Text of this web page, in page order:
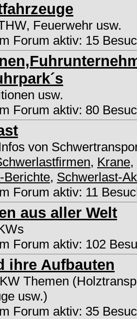
Feuerwehr usw.
Forum aktiv: 15
usw.
Forum aktiv: 80
von
, Krane,
Berichte, Schwerlast-
Forum aktiv: 11
aus aller Welt
Forum aktiv: 102
ihre Aufbauten
Themen
usw.)
Forum aktiv: 35